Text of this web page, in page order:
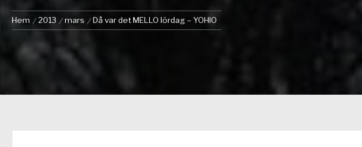
Hem 2013 mars Då var det MELLO lördag – YOHIO